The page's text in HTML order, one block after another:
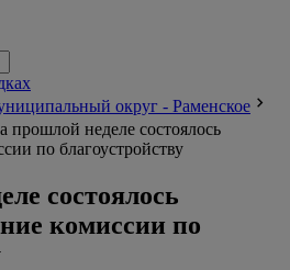
округ - Раменское
прошлой неделе состоялось
по благоустройству
состоялось
комиссии по